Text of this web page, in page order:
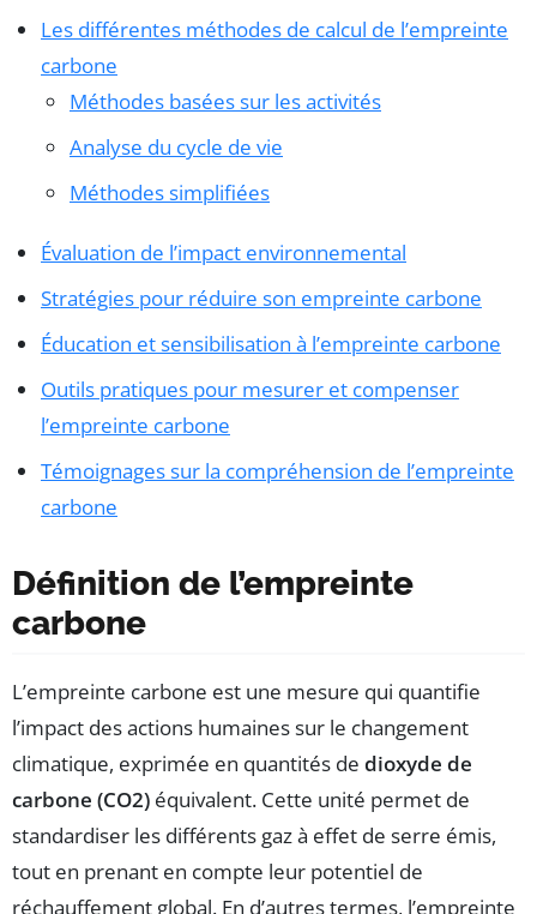
Les différentes méthodes de calcul de l’empreinte
carbone
Méthodes basées sur les activités
Analyse du cycle de vie
Méthodes simplifiées
Évaluation de l’impact environnemental
Stratégies pour réduire son empreinte carbone
Éducation et sensibilisation à l’empreinte carbone
Outils pratiques pour mesurer et compenser
l’empreinte carbone
Témoignages sur la compréhension de l’empreinte
carbone
Définition de l’empreinte
carbone
L’empreinte carbone est une mesure qui quantifie
l’impact des actions humaines sur le changement
climatique, exprimée en quantités de dioxyde de
carbone (CO2) équivalent. Cette unité permet de
standardiser les différents gaz à effet de serre émis,
tout en prenant en compte leur potentiel de
réchauffement global. En d’autres termes, l’empreinte